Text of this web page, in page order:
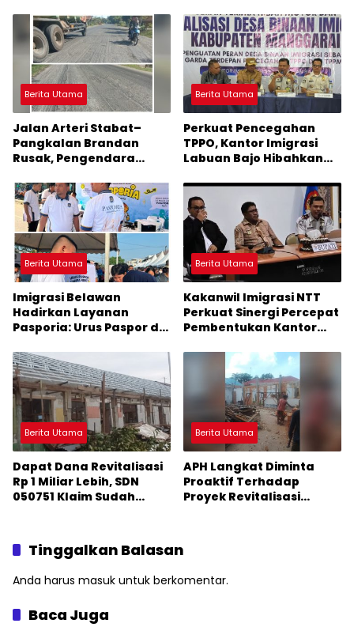
Berita Utama
Jalan Arteri Stabat–
Pangkalan Brandan
Rusak, Pengendara
Berita Utama
Perkuat Pencegahan
TPPO, Kantor Imigrasi
Labuan Bajo Hibahkan
Lima Desa di Manggarai
Berita Utama
Imigrasi Belawan
Hadirkan Layanan
Pasporia: Urus Paspor di
Berita Utama
Kakanwil Imigrasi NTT
Perkuat Sinergi Percepat
Pembentukan Kantor
Berita Utama
Dapat Dana Revitalisasi
Rp 1 Miliar Lebih, SDN
050751 Klaim Sudah
Berita Utama
APH Langkat Diminta
Proaktif Terhadap
Proyek Revitalisasi
Tinggalkan Balasan
Anda harus masuk untuk berkomentar.
Baca Juga